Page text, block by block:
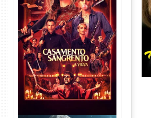
Casamento Sangrento: A
Viúva Torrent (2026) WEB-DL
720p/1080p/4K Dual Áudio